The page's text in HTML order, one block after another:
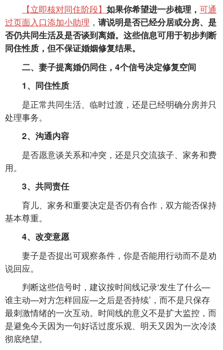
【立即核对同住阶段】 如果你希望进一步梳理， 可通
过页面入口添加小助理 ， 请说明是否已经分居或分房、是
否仍共同生活及是否谈到离婚。这些信息可用于初步判断
同住性质，但不保证婚姻修复结果。
二、妻子提离婚仍同住，4个信号决定修复空间
1、同住性质
是正常共同生活、临时过渡，还是已经明确分房并只
处理事务。
2、沟通内容
是否愿意谈关系和冲突，还是只交流孩子、家务和费
用。
3、共同责任
育儿、家务和重要决定是否仍有合作，双方能否保持
基本尊重。
4、改变意愿
妻子是否提出可观察条件，你是否能用行动而不是劝
说回应。
判断这些信号时，建议按时间线记录‘发生了什么—
谁主动—对方怎样回应—之后是否持续’，而不是只保存
最刺激情绪的一次互动。时间线的意义不是扩大监控，而
是避免今天因为一句好话过度乐观、明天又因为一次冷淡
彻底绝望。